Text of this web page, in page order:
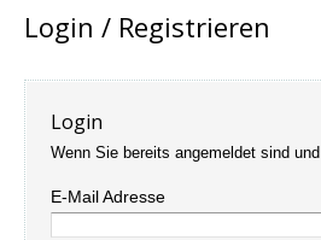
Login / Registrieren
Login
Wenn Sie bereits angemeldet sind
E-Mail Adresse